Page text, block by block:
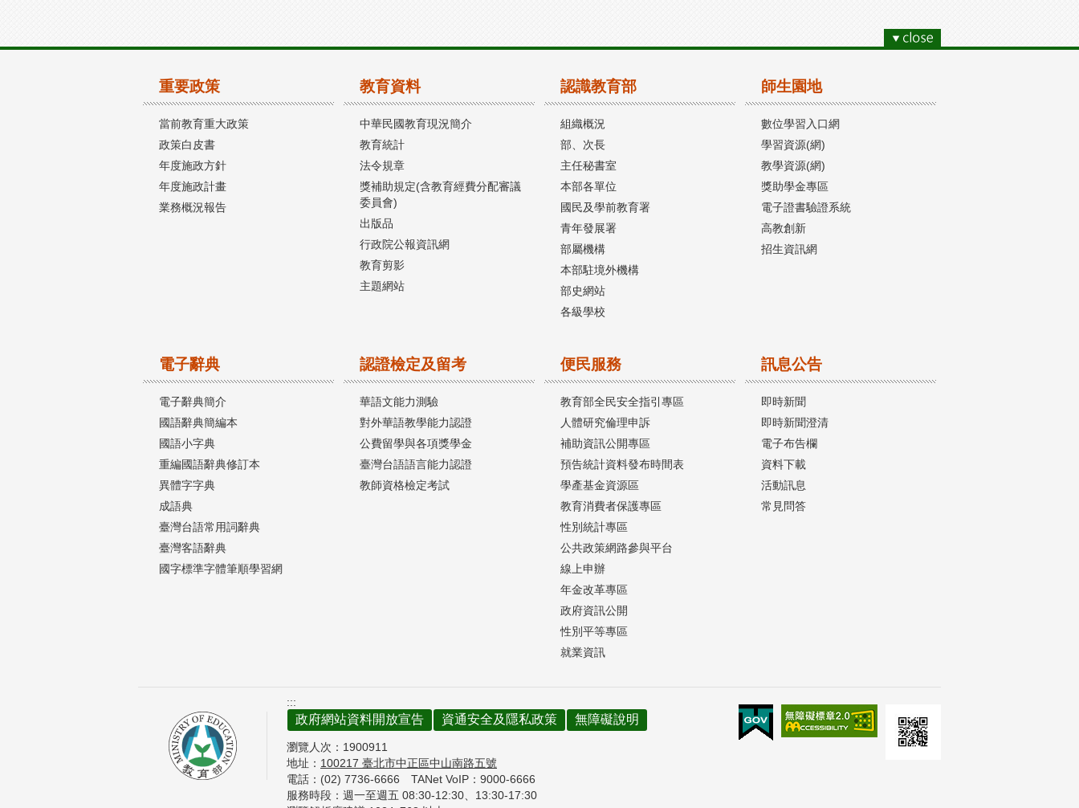
重要政策
當前教育重大政策
政策白皮書
年度施政方針
年度施政計畫
業務概況報告
教育資料
中華民國教育現況簡介
教育統計
法令規章
獎補助規定(含教育經費分配審議
委員會)
出版品
行政院公報資訊網
教育剪影
主題網站
認識教育部
組織概況
部、次長
主任秘書室
本部各單位
國民及學前教育署
青年發展署
部屬機構
本部駐境外機構
部史網站
各級學校
師生園地
數位學習入口網
學習資源(網)
教學資源(網)
獎助學金專區
電子證書驗證系統
高教創新
招生資訊網
電子辭典
電子辭典簡介
國語辭典簡編本
國語小字典
重編國語辭典修訂本
異體字字典
成語典
臺灣台語常用詞辭典
臺灣客語辭典
國字標準字體筆順學習網
認證檢定及留考
華語文能力測驗
對外華語教學能力認證
公費留學與各項獎學金
臺灣台語語言能力認證
教師資格檢定考試
便民服務
教育部全民安全指引專區
人體研究倫理申訴
補助資訊公開專區
預告統計資料發布時間表
學產基金資源區
教育消費者保護專區
性別統計專區
公共政策網路參與平台
線上申辦
年金改革專區
政府資訊公開
性別平等專區
就業資訊
訊息公告
即時新聞
即時新聞澄清
電子布告欄
資料下載
活動訊息
常見問答
:::
政府網站資料開放宣告 資通安全及隱私政策 無障礙說明
瀏覽人次： 1900911
地址： 100217 臺北市中正區中山南路五號
電話：(02) 7736-6666 TANet VoIP：9000-6666
服務時段：週一至週五 08:30-12:30、 13:30-17:30